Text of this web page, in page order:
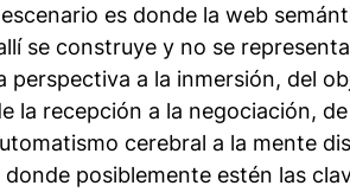
es donde la web
se construye y no se
a la inmersión, del
la recepción a la negociación,
cerebral a la mente
posiblemente estén las